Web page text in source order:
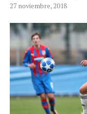
27 noviembre, 2018